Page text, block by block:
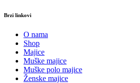
Brzi linkovi
O nama
Shop
Majice
Muške majice
Muške polo majice
Ženske majice